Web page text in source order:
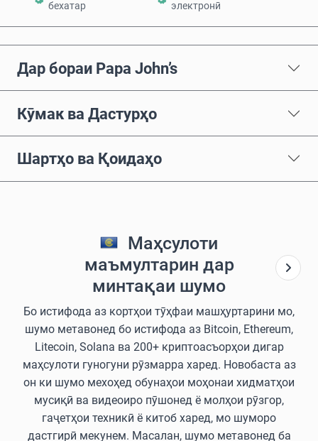
бехатар
электронӣ
Дар бораи Papa John’s
Кӯмак ва Дастурҳо
Шартҳо ва Қоидаҳо
Маҳсулоти
маъмултарин дар
минтақаи шумо
Бо истифода аз кортҳои тӯҳфаи машҳуртарини мо,
шумо метавонед бо истифода аз Bitcoin, Ethereum,
Litecoin, Solana ва 200+ криптоасъорҳои дигар
маҳсулоти гуногуни рӯзмарра харед. Новобаста аз
он ки шумо мехоҳед обунаҳои моҳонаи хидматҳои
мусиқӣ ва видеоиро пӯшонед ё молҳои рӯзгор,
гаҷетҳои техникӣ ё китоб харед, мо шуморо
дастгирӣ мекунем. Масалан, шумо метавонед ба